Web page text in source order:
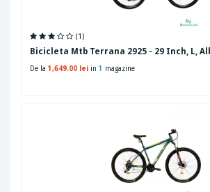
(1)
Bicicleta Mtb Terrana 2925 - 29 Inch, L,
De la 1,649.00 lei in 1 magazine